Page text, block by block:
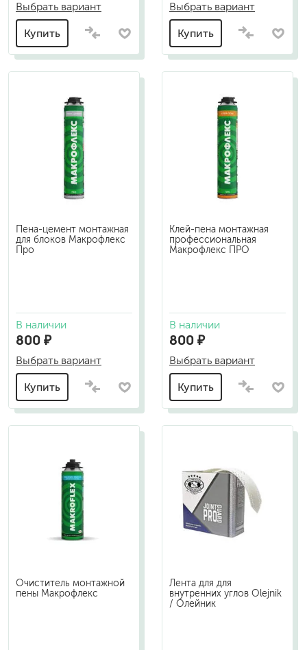
Выбрать вариант
Купить
Выбрать вариант
Купить
Пена-цемент монтажная
для блоков Макрофлекс
Про
В наличии
800 ₽
Выбрать вариант
Купить
Клей-пена монтажная
профессиональная
Макрофлекс ПРО
В наличии
800 ₽
Выбрать вариант
Купить
Очиститель монтажной
пены Макрофлекс
Лента для для
внутренних углов Olejnik
/ Олейник